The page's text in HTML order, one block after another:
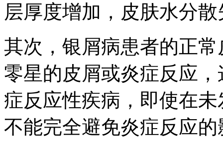
层厚度增加，皮肤水分
其次，银屑病患者的正
零星的皮屑或炎症反应
症反应性疾病，即使在
不能完全避免炎症反应的